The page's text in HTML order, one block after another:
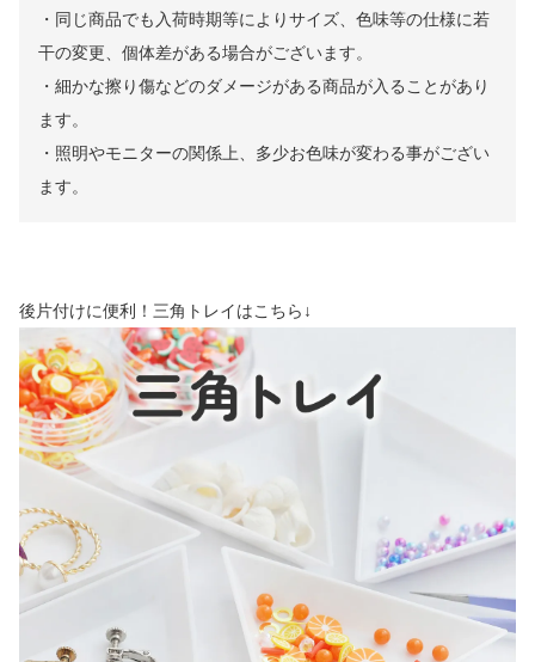
・同じ商品でも入荷時期等によりサイズ、色味等の仕様に若
干の変更、個体差がある場合がございます。
・細かな擦り傷などのダメージがある商品が入ることがあり
ます。
・照明やモニターの関係上、多少お色味が変わる事がござい
ます。
後片付けに便利！三角トレイはこちら↓